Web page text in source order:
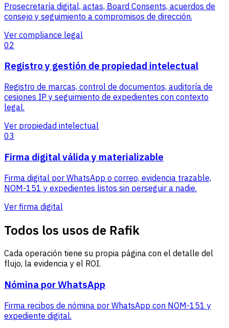
Prosecretaría digital, actas, Board Consents, acuerdos de
consejo y seguimiento a compromisos de dirección.
Ver compliance legal
02
Registro y gestión de propiedad intelectual
Registro de marcas, control de documentos, auditoría de
cesiones IP y seguimiento de expedientes con contexto
legal.
Ver propiedad intelectual
03
Firma digital válida y materializable
Firma digital por WhatsApp o correo, evidencia trazable,
NOM-151 y expedientes listos sin perseguir a nadie.
Ver firma digital
Todos los usos de Rafik
Cada operación tiene su propia página con el detalle del
flujo, la evidencia y el ROI.
Nómina por WhatsApp
Firma recibos de nómina por WhatsApp con NOM-151 y
expediente digital.